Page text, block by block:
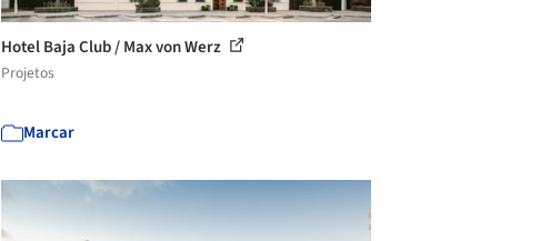
Hotel Baja Club / Max von Werz
Projetos
Marcar